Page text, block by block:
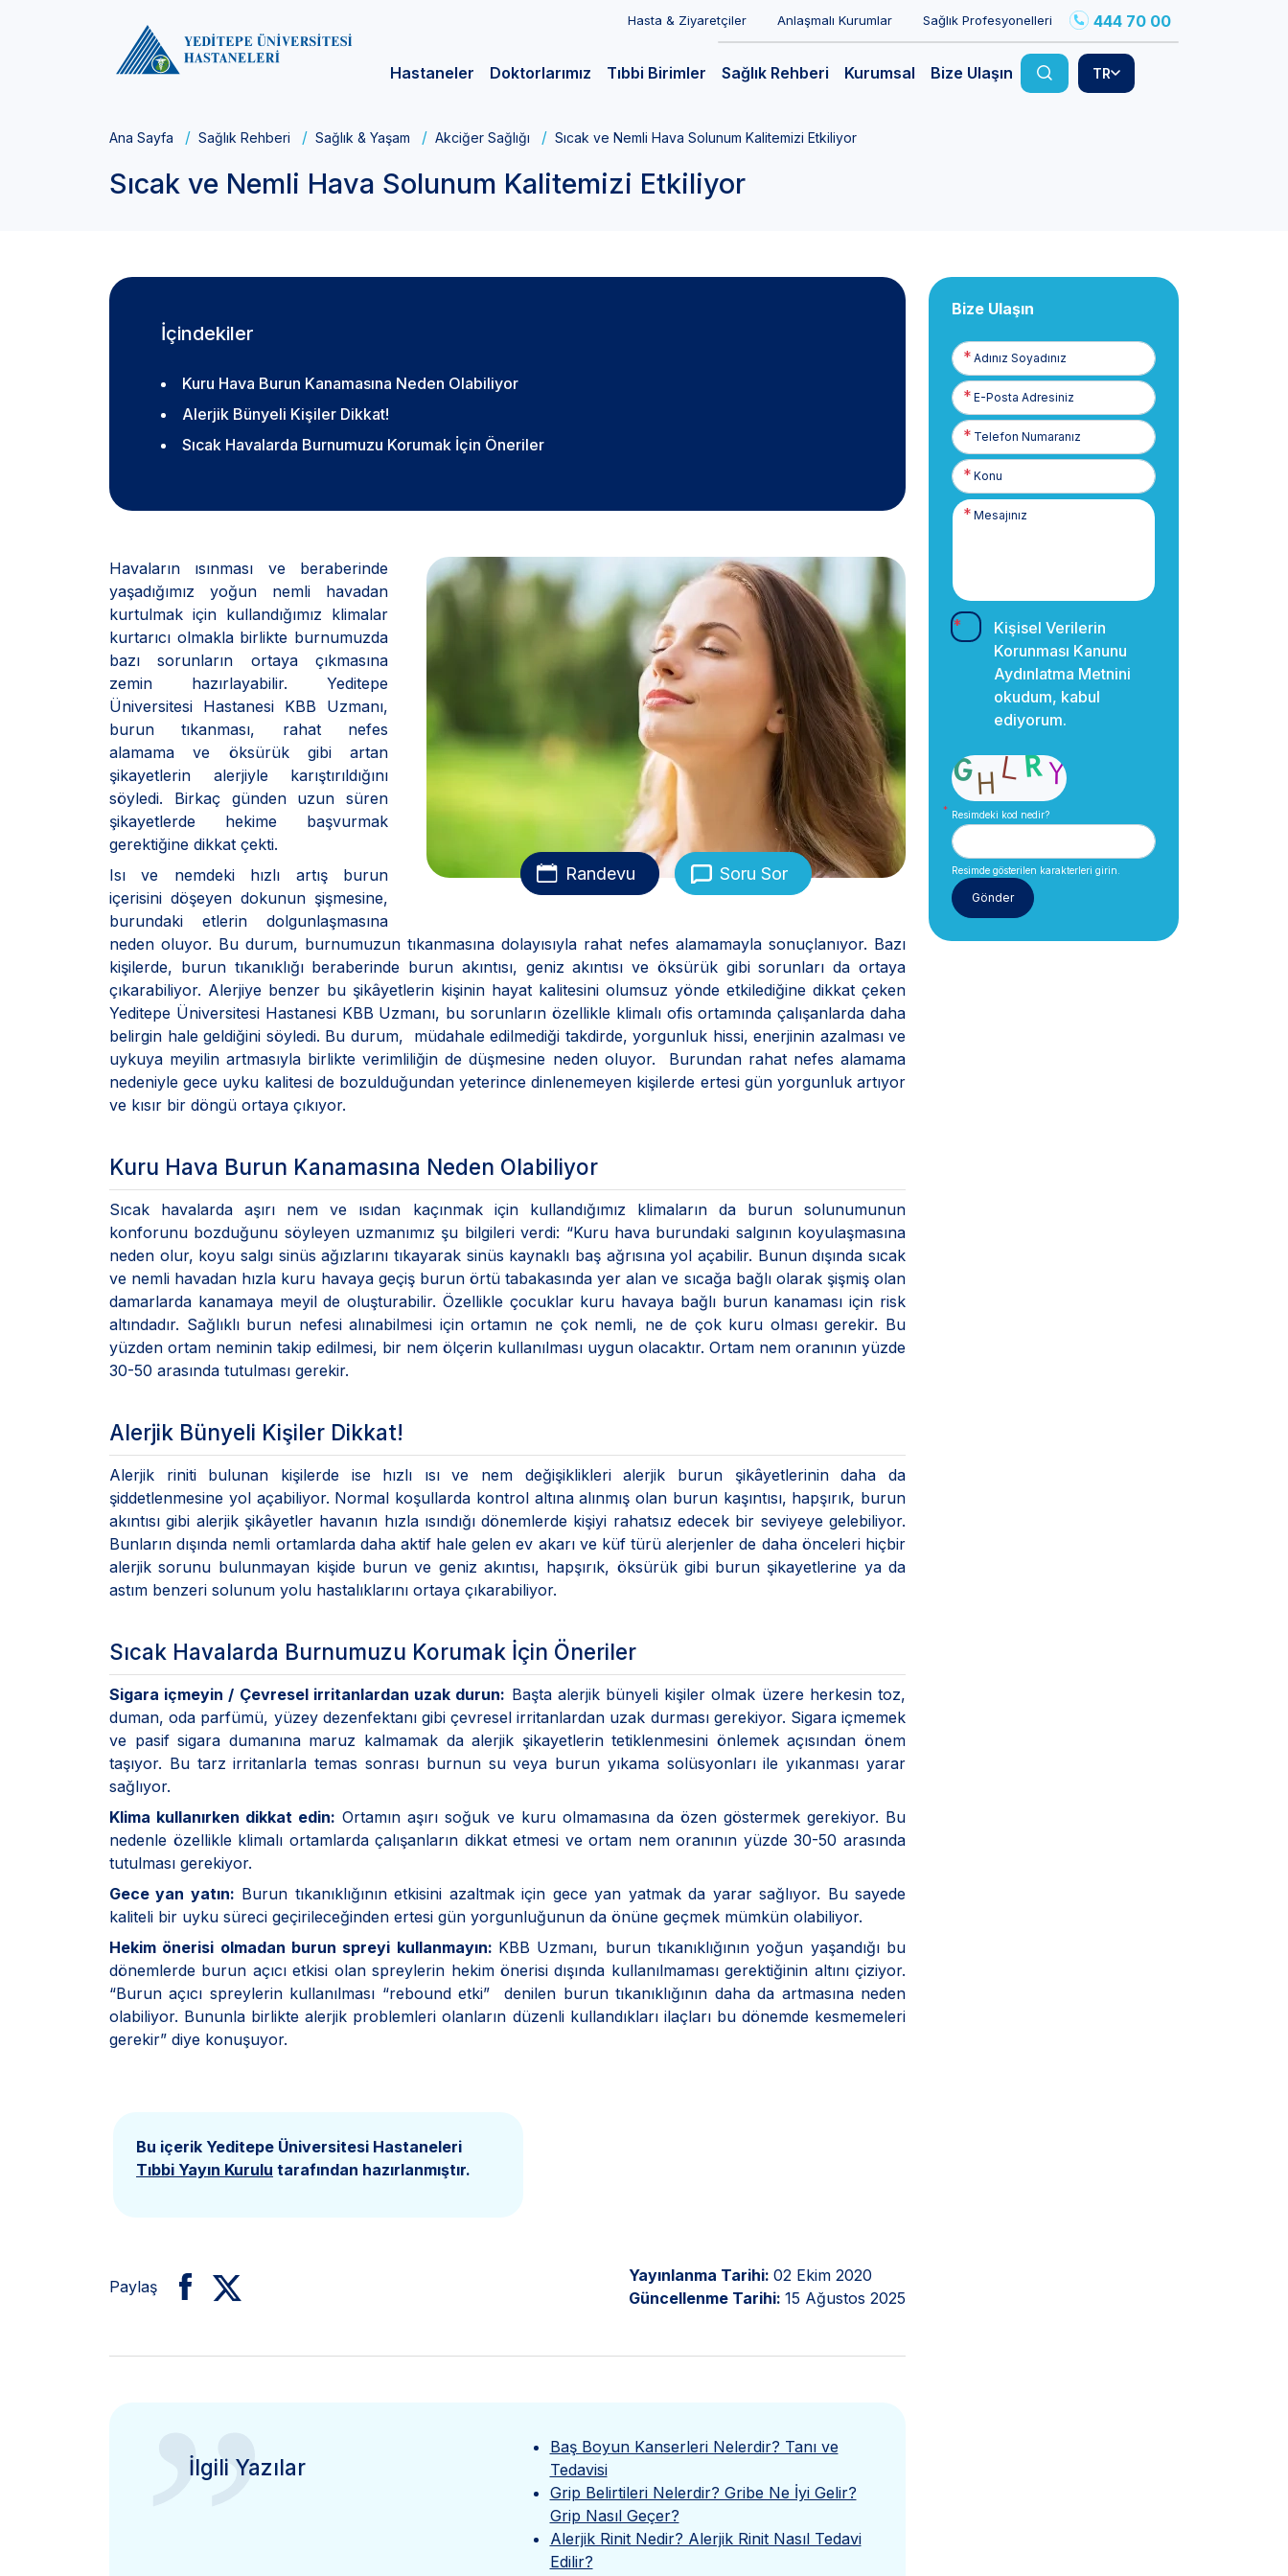
Hasta & Ziyaretçiler Anlaşmalı Kurumlar Sağlık Profesyonelleri 444 70 00
Hastaneler Doktorlarımız Tıbbi Birimler Sağlık Rehberi Kurumsal Bize Ulaşın TR
Ana Sayfa Sağlık Rehberi Sağlık & Yaşam Akciğer Sağlığı Sıcak ve Nemli Hava Solunum Kalitemizi Etkiliyor
Sıcak ve Nemli Hava Solunum Kalitemizi Etkiliyor
İçindekiler
Kuru Hava Burun Kanamasına Neden Olabiliyor
Alerjik Bünyeli Kişiler Dikkat!
Sıcak Havalarda Burnumuzu Korumak İçin Öneriler
Randevu Soru Sor
Havaların ısınması ve beraberinde
yaşadığımız yoğun nemli havadan
kurtulmak için kullandığımız klimalar
kurtarıcı olmakla birlikte burnumuzda
bazı sorunların ortaya çıkmasına
zemin hazırlayabilir. Yeditepe
Üniversitesi Hastanesi KBB Uzmanı,
burun tıkanması, rahat nefes
alamama ve öksürük gibi artan
şikayetlerin alerjiyle karıştırıldığını
söyledi. Birkaç günden uzun süren
şikayetlerde hekime başvurmak
gerektiğine dikkat çekti.
Isı ve nemdeki hızlı artış burun
içerisini döşeyen dokunun şişmesine,
burundaki etlerin dolgunlaşmasına
neden oluyor. Bu durum, burnumuzun tıkanmasına dolayısıyla rahat nefes alamamayla sonuçlanıyor. Bazı
kişilerde, burun tıkanıklığı beraberinde burun akıntısı, geniz akıntısı ve öksürük gibi sorunları da ortaya
çıkarabiliyor. Alerjiye benzer bu şikâyetlerin kişinin hayat kalitesini olumsuz yönde etkilediğine dikkat çeken
Yeditepe Üniversitesi Hastanesi KBB Uzmanı, bu sorunların özellikle klimalı ofis ortamında çalışanlarda daha
belirgin hale geldiğini söyledi. Bu durum, müdahale edilmediği takdirde, yorgunluk hissi, enerjinin azalması ve
uykuya meyilin artmasıyla birlikte verimliliğin de düşmesine neden oluyor. Burundan rahat nefes alamama
nedeniyle gece uyku kalitesi de bozulduğundan yeterince dinlenemeyen kişilerde ertesi gün yorgunluk artıyor
ve kısır bir döngü ortaya çıkıyor.
Kuru Hava Burun Kanamasına Neden Olabiliyor
Sıcak havalarda aşırı nem ve ısıdan kaçınmak için kullandığımız klimaların da burun solunumunun
konforunu bozduğunu söyleyen uzmanımız şu bilgileri verdi: “Kuru hava burundaki salgının koyulaşmasına
neden olur, koyu salgı sinüs ağızlarını tıkayarak sinüs kaynaklı baş ağrısına yol açabilir. Bunun dışında sıcak
ve nemli havadan hızla kuru havaya geçiş burun örtü tabakasında yer alan ve sıcağa bağlı olarak şişmiş olan
damarlarda kanamaya meyil de oluşturabilir. Özellikle çocuklar kuru havaya bağlı burun kanaması için risk
altındadır. Sağlıklı burun nefesi alınabilmesi için ortamın ne çok nemli, ne de çok kuru olması gerekir. Bu
yüzden ortam neminin takip edilmesi, bir nem ölçerin kullanılması uygun olacaktır. Ortam nem oranının yüzde
30-50 arasında tutulması gerekir.
Alerjik Bünyeli Kişiler Dikkat!
Alerjik riniti bulunan kişilerde ise hızlı ısı ve nem değişiklikleri alerjik burun şikâyetlerinin daha da
şiddetlenmesine yol açabiliyor. Normal koşullarda kontrol altına alınmış olan burun kaşıntısı, hapşırık, burun
akıntısı gibi alerjik şikâyetler havanın hızla ısındığı dönemlerde kişiyi rahatsız edecek bir seviyeye gelebiliyor.
Bunların dışında nemli ortamlarda daha aktif hale gelen ev akarı ve küf türü alerjenler de daha önceleri hiçbir
alerjik sorunu bulunmayan kişide burun ve geniz akıntısı, hapşırık, öksürük gibi burun şikayetlerine ya da
astım benzeri solunum yolu hastalıklarını ortaya çıkarabiliyor.
Sıcak Havalarda Burnumuzu Korumak İçin Öneriler
Sigara içmeyin / Çevresel irritanlardan uzak durun: Başta alerjik bünyeli kişiler olmak üzere herkesin toz,
duman, oda parfümü, yüzey dezenfektanı gibi çevresel irritanlardan uzak durması gerekiyor. Sigara içmemek
ve pasif sigara dumanına maruz kalmamak da alerjik şikayetlerin tetiklenmesini önlemek açısından önem
taşıyor. Bu tarz irritanlarla temas sonrası burnun su veya burun yıkama solüsyonları ile yıkanması yarar
sağlıyor.
Klima kullanırken dikkat edin: Ortamın aşırı soğuk ve kuru olmamasına da özen göstermek gerekiyor. Bu
nedenle özellikle klimalı ortamlarda çalışanların dikkat etmesi ve ortam nem oranının yüzde 30-50 arasında
tutulması gerekiyor.
Gece yan yatın: Burun tıkanıklığının etkisini azaltmak için gece yan yatmak da yarar sağlıyor. Bu sayede
kaliteli bir uyku süreci geçirileceğinden ertesi gün yorgunluğunun da önüne geçmek mümkün olabiliyor.
Hekim önerisi olmadan burun spreyi kullanmayın: KBB Uzmanı, burun tıkanıklığının yoğun yaşandığı bu
dönemlerde burun açıcı etkisi olan spreylerin hekim önerisi dışında kullanılmaması gerektiğinin altını çiziyor.
“Burun açıcı spreylerin kullanılması “rebound etki” denilen burun tıkanıklığının daha da artmasına neden
olabiliyor. Bununla birlikte alerjik problemleri olanların düzenli kullandıkları ilaçları bu dönemde kesmemeleri
gerekir” diye konuşuyor.
Bu içerik Yeditepe Üniversitesi Hastaneleri
Tıbbi Yayın Kurulu tarafından hazırlanmıştır.
Paylaş
Yayınlanma Tarihi: 02 Ekim 2020
Güncellenme Tarihi: 15 Ağustos 2025
İlgili Yazılar
Baş Boyun Kanserleri Nelerdir? Tanı ve
Tedavisi
Grip Belirtileri Nelerdir? Gribe Ne İyi Gelir?
Grip Nasıl Geçer?
Alerjik Rinit Nedir? Alerjik Rinit Nasıl Tedavi
Edilir?
Bize Ulaşın
Adınız
Soyadınız
E-
Posta
Telefon
Numaranız
Kişisel Verilerin
Korunması Kanunu
Aydınlatma Metnini
okudum, kabul
ediyorum.
Resimdeki kod nedir?
Resimde gösterilen karakterleri girin.